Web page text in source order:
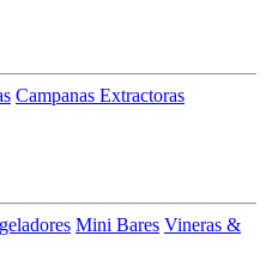
Campanas Extractoras
Mini Bares Vineras &